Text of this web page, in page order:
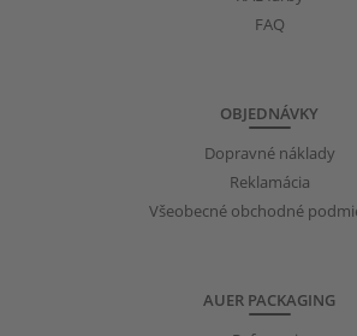
FAQ
OBJEDNÁVKY
Dopravné náklady
Reklamácia
Všeobecné obchodné
AUER PACKAGING